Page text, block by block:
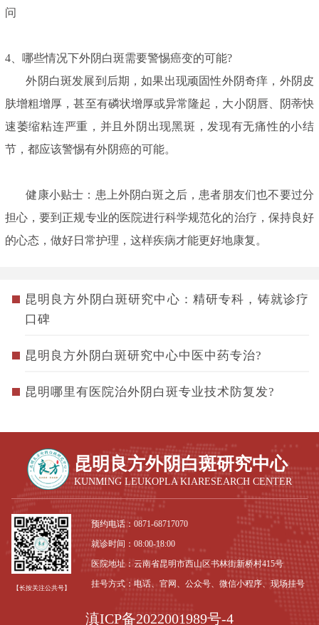
问
4、哪些情况下外阴白斑需要警惕癌变的可能?
外阴白斑发展到后期，如果出现顽固性外阴奇痒，外阴皮
肤增粗增厚，甚至有磷状增厚或异常隆起，大小阴唇、阴蒂快
速萎缩粘连严重，并且外阴出现黑斑，发现有无痛性的小结
节，都应该警惕有外阴癌的可能。
健康小贴士：患上外阴白斑之后，患者朋友们也不要过分
担心，要到正规专业的医院进行科学规范化的治疗，保持良好
的心态，做好日常护理，这样疾病才能更好地康复。
昆明良方外阴白斑研究中心：精研专科，铸就诊疗
口碑
昆明良方外阴白斑研究中心中医中药专治?
昆明哪里有医院治外阴白斑专业技术防复发?
昆明良方外阴白斑研究中心
KUNMING LEUKOPLA KIARESEARCH CENTER
【长按关注公共号】
预约电话：0871-68717070
就诊时间：08:00-18:00
医院地址：云南省昆明市西山区书林街新桥村415号
挂号方式：电话、官网、公众号、微信小程序、现场挂号
滇ICP备2022001989号-4